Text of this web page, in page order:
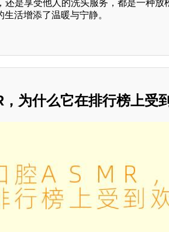
是享受他人的洗头服务，都是一种放
活增添了温暖与宁静。
为什么它在排行榜上受